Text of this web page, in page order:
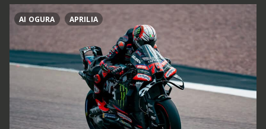
AI OGURA APRILIA